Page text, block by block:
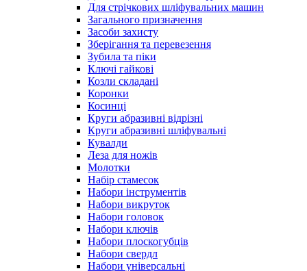
Для стрічкових шліфувальних машин
Загального призначення
Засоби захисту
Зберігання та перевезення
Зубила та піки
Ключі гайкові
Козли складані
Коронки
Косинці
Круги абразивні відрізні
Круги абразивні шліфувальні
Кувалди
Леза для ножів
Молотки
Набір стамесок
Набори інструментів
Набори викруток
Набори головок
Набори ключів
Набори плоскогубців
Набори свердл
Набори універсальні